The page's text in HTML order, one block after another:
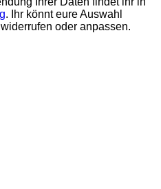
. Ihr könnt eure Auswahl
oder anpassen.